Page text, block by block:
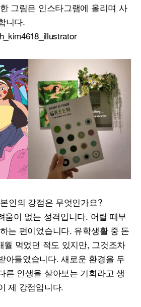
그림은 인스타그램에 올리며 사
니다.
인의 강점은 무엇인가요?
움이 없는 성격입니다. 어릴 때부
는 편이었습니다. 유학생활 중 돈
월 먹었던 적도 있지만, 그것조차
아들였습니다. 새로운 환경을 두
른 인생을 살아보는 기회라고 생
제 강점입니다.